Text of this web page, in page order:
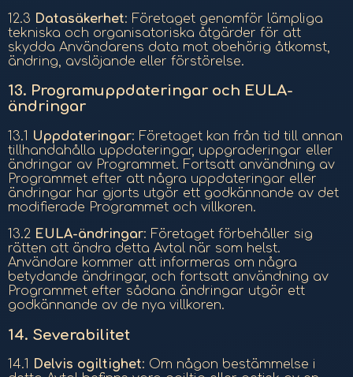
12.3 Datasäkerhet: Företaget genomför lämpliga
tekniska och organisatoriska åtgärder för att
skydda Användarens data mot obehörig åtkomst,
ändring, avslöjande eller förstörelse.
13. Programuppdateringar och EULA-
ändringar
13.1 Uppdateringar: Företaget kan från tid till annan
tillhandahålla uppdateringar, uppgraderingar eller
ändringar av Programmet. Fortsatt användning av
Programmet efter att några uppdateringar eller
ändringar har gjorts utgör ett godkännande av det
modifierade Programmet och villkoren.
13.2 EULA-ändringar: Företaget förbehåller sig
rätten att ändra detta Avtal när som helst.
Användare kommer att informeras om några
betydande ändringar, och fortsatt användning av
Programmet efter sådana ändringar utgör ett
godkännande av de nya villkoren.
14. Severabilitet
14.1 Delvis ogiltighet: Om någon bestämmelse i